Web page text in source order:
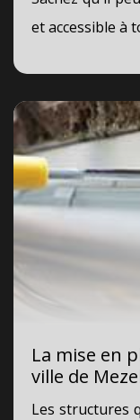
et accessible à
La mise en
ville de
Les structures